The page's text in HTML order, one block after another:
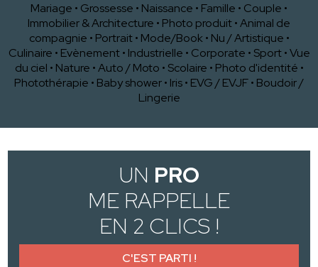
Mariage • Grossesse • Naissance • Famille • Couple •
Immobilier & Architecture • Photo produit•Animal de
compagnie • Portrait • Mode/Book • Nu / Artistique •
Culinaire • Evènement • Industrielle • Corporate • Sport •Vue
du ciel • Nature •Auto / Moto • Scolaire • Photo d'identité •
Photothérapie • Baby shower• Iris• EVG / EVJF• Boudoir /
Lingerie
UN PRO
ME RAPPELLE
EN 2 CLICS !
C'EST PARTI !